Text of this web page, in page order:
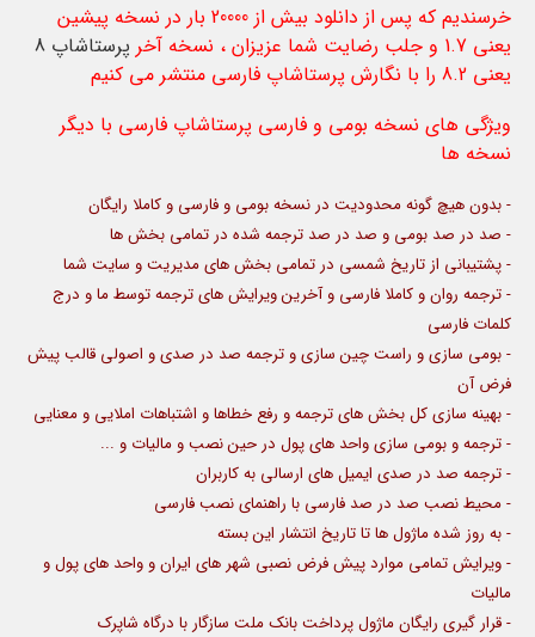
خرسندیم که پس از دانلود بیش از 20000 بار در نسخه پیشین
یعنی 1.7 و جلب رضایت شما عزیزان ، نسخه آخر
پرستاشاپ 8
یعنی 8.2 را با نگارش پرستاشاپ فارسی منتشر می کنیم
ویژگی های نسخه بومی و فارسی پرستاشاپ فارسی با دیگر
نسخه ها
- بدون هیچ گونه محدودیت در نسخه بومی و فارسی و کاملا رایگان
- صد در صد بومی و صد در صد ترجمه شده در تمامی بخش ها
- پشتیبانی از تاریخ شمسی در تمامی بخش های مدیریت و سایت شما
- ترجمه روان و کاملا فارسی و آخرین ویرایش های ترجمه توسط ما و درج
کلمات فارسی
- بومی سازی و راست چین سازی و ترجمه صد در صدی و اصولی قالب پیش
فرض آن
- بهینه سازی کل بخش های ترجمه و رفع خطاها و اشتباهات املایی و معنایی
- ترجمه و بومی سازی واحد های پول در حین نصب و مالیات و ...
- ترجمه صد در صدی ایمیل های ارسالی به کاربران
- محیط نصب صد در صد فارسی با راهنمای نصب فارسی
- به روز شده ماژول ها تا تاریخ انتشار این بسته
- ویرایش تمامی موارد پیش فرض نصبی شهر های ایران و واحد های پول و
مالیات
- قرار گیری رایگان ماژول پرداخت بانک ملت سازگار با درگاه شاپرک